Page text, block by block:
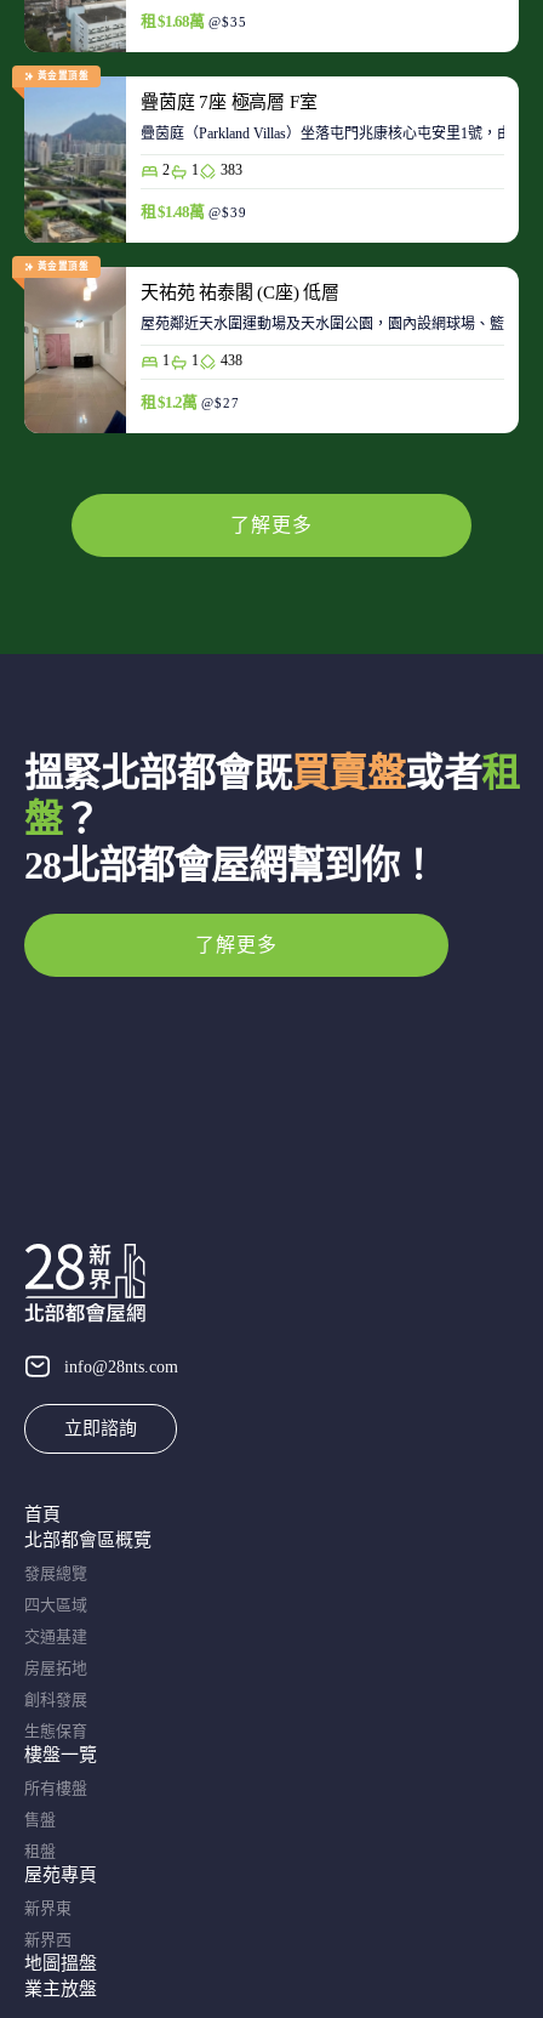
租 $1.68萬 @$35
黃金置頂盤
疊茵庭 7座 極高層 F室
疊茵庭（Parkland Villas）坐落屯門兆康核心屯安里1號，由
2 1 383
租 $1.48萬 @$39
黃金置頂盤
天祐苑 祐泰閣 (C座) 低層
屋苑鄰近天水圍運動場及天水圍公園，園內設網球場、籃球
1 1 438
租 $1.2萬 @$27
了解更多
搵緊北部都會既買賣盤或者租
盤？
28北部都會屋網幫到你！
了解更多
info@28nts.com
立即諮詢
首頁
北部都會區概覽​
發展總覽
四大區域
交通基建
房屋拓地
創科發展
生態保育
樓盤一覽
所有樓盤
售盤
租盤
屋苑專頁
新界東
新界西
地圖搵盤
業主放盤